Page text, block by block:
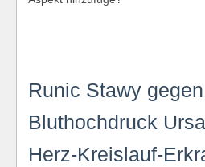
Runic Stawy gegen
Bluthochdruck
Herz-Kreislauf-